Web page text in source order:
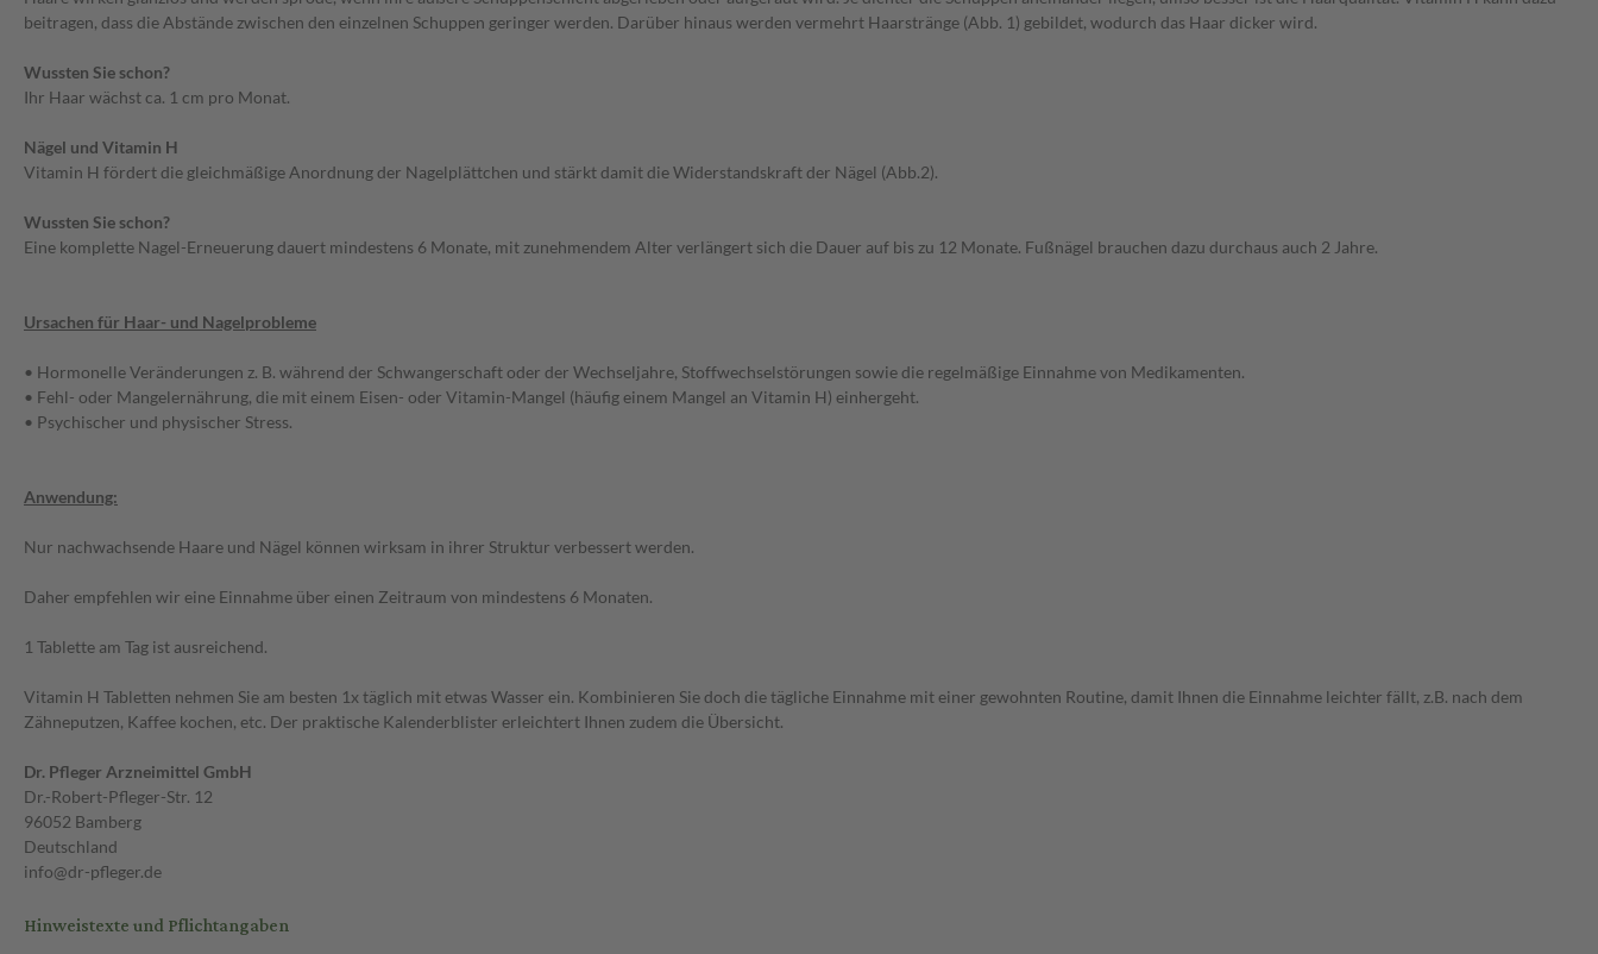
beitragen, dass die Abstände zwischen den einzelnen Schuppen geringer werden. Darüber hinaus werden vermehrt Haarstränge (Abb. 1) gebildet, wodurch das Haar dicker wird.
Wussten Sie schon?
Ihr Haar wächst ca. 1 cm pro Monat.
Nägel und Vitamin H
Vitamin H fördert die gleichmäßige Anordnung der Nagelplättchen und stärkt damit die Widerstandskraft der Nägel (Abb.2).
Wussten Sie schon?
Eine komplette Nagel-Erneuerung dauert mindestens 6 Monate, mit zunehmendem Alter verlängert sich die Dauer auf bis zu 12 Monate. Fußnägel brauchen dazu durchaus auch 2 Jahre.
Ursachen für Haar- und Nagelprobleme
• Hormonelle Veränderungen z. B. während der Schwangerschaft oder der Wechseljahre, Stoffwechselstörungen sowie die regelmäßige Einnahme von Medikamenten.
• Fehl- oder Mangelernährung, die mit einem Eisen- oder Vitamin-Mangel (häufig einem Mangel an Vitamin H) einhergeht.
• Psychischer und physischer Stress.
Anwendung:
Nur nachwachsende Haare und Nägel können wirksam in ihrer Struktur verbessert werden.
Daher empfehlen wir eine Einnahme über einen Zeitraum von mindestens 6 Monaten.
1 Tablette am Tag ist ausreichend.
Vitamin H Tabletten nehmen Sie am besten 1x täglich mit etwas Wasser ein. Kombinieren Sie doch die tägliche Einnahme mit einer gewohnten Routine, damit Ihnen die Einnahme leichter fällt, z.B. nach dem
Zähneputzen, Kaffee kochen, etc. Der praktische Kalenderblister erleichtert Ihnen zudem die Übersicht.
Dr. Pfleger Arzneimittel GmbH
Dr.-Robert-Pfleger-Str. 12
96052 Bamberg
Deutschland
info@dr-pfleger.de
Hinweistexte und Pflichtangaben